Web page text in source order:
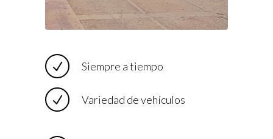
Siempre a tiempo
Variedad de vehículos